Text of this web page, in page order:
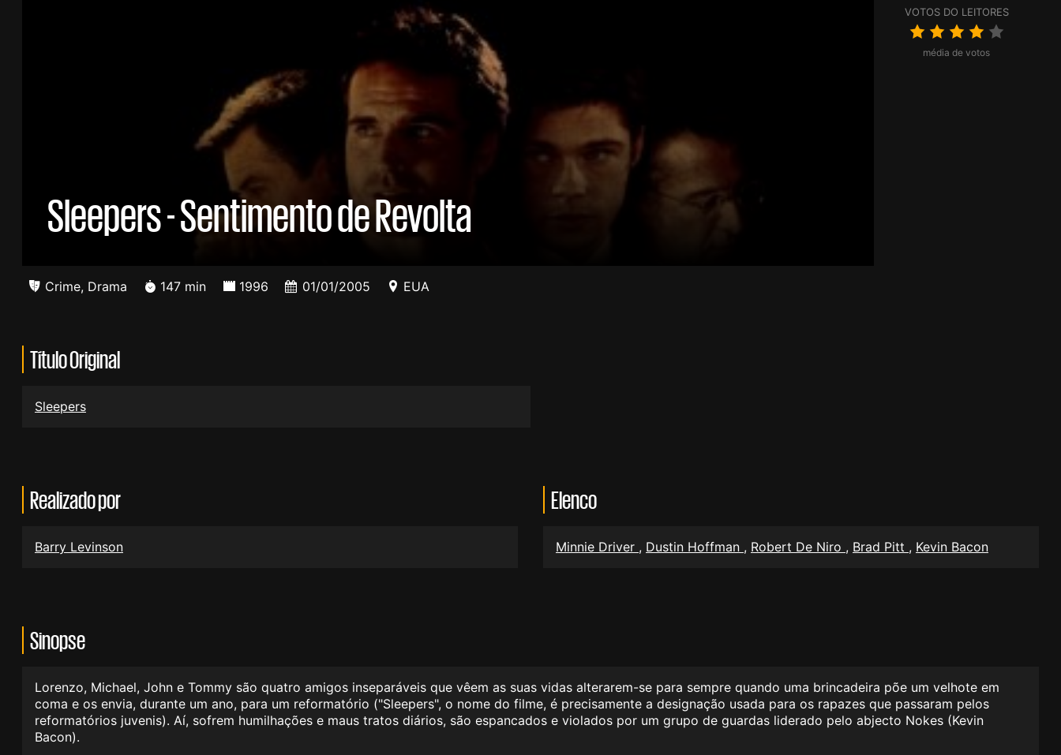
Sleepers - Sentimento de Revolta
VOTOS DO LEITORES
média de votos
Crime, Drama 147 min 1996 01/01/2005 EUA
Título Original
Sleepers
Realizado por
Barry Levinson
Elenco
Minnie Driver , Dustin Hoffman , Robert De Niro , Brad Pitt , Kevin Bacon
Sinopse
Lorenzo, Michael, John e Tommy são quatro amigos inseparáveis que vêem as suas vidas alterarem-se para sempre quando uma brincadeira põe um velhote em
coma e os envia, durante um ano, para um reformatório ("Sleepers", o nome do filme, é precisamente a designação usada para os rapazes que passaram pelos
reformatórios juvenis). Aí, sofrem humilhações e maus tratos diários, são espancados e violados por um grupo de guardas liderado pelo abjecto Nokes (Kevin
Bacon).